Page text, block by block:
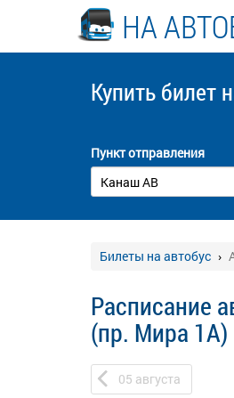
НА
Купить билет
Пункт отправления
Билеты на автобус
Расписание
(пр. Мира 1А)
05 августа